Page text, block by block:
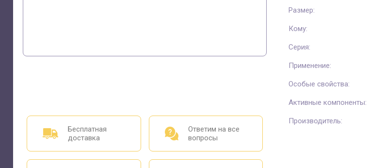
Бесплатная
доставка
Ответим на все
вопросы
Размер:
Кому:
Серия:
Применение:
Особые свойства:
Активные компоненты:
Производитель: